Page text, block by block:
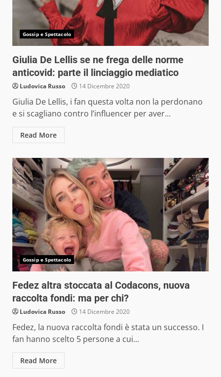
Gossip e Spettacolo
Giulia De Lellis se ne frega delle norme
anticovid: parte il linciaggio mediatico
Ludovica Russo 14 Dicembre 2020
Giulia De Lellis, i fan questa volta non la perdonano
e si scagliano contro l’influencer per aver...
Read More
Gossip e Spettacolo
Fedez altra stoccata al Codacons, nuova
raccolta fondi: ma per chi?
Ludovica Russo 14 Dicembre 2020
Fedez, la nuova raccolta fondi è stata un successo. I
fan hanno scelto 5 persone a cui...
Read More